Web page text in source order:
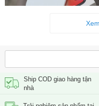
iPhone X cũ có giá là
Bảng giá
Ship COD giao hàng tận
nhà